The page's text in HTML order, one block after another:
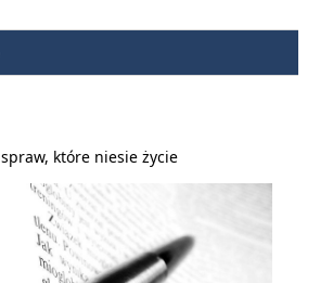
które niesie życie